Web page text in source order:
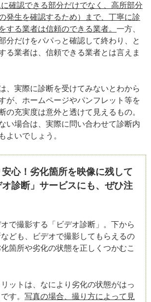
確認できる部分だけでなく、高所部分
発生を確認するため）まで、丁寧に診
する業者は信頼のできる業者。 一方、
分だけをパパっと確認して終わり、と
る業者は、信頼できる業者とは言えま
、実際に診断を受けてみないとわから
が、ホームページやパンフレット等を
の充実度は意外と透けて見えるもの。
い場合は、実際に問い合わせて診断内
よいでしょう。
安心！劣化箇所を映像に残して
オ診断」サービスにも、ぜひ注
で撮影する「ビデオ診断」。下から
ども、ビデオで撮影してもらえるの
箇所や劣化の状態を正しくつかむこ
ットは、なにより劣化の状態がはっ
す。 写真の場合、撮り方によって見